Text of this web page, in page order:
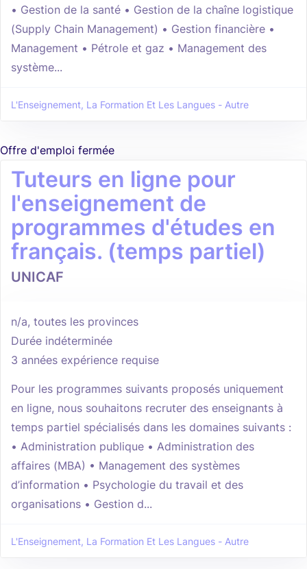
• Gestion de la santé • Gestion de la chaîne logistique
(Supply Chain Management) • Gestion financière •
Management • Pétrole et gaz • Management des
système...
L'Enseignement, La Formation Et Les Langues - Autre
Offre d'emploi fermée
Tuteurs en ligne pour
l'enseignement de
programmes d'études en
français. (temps partiel)
UNICAF
n/a, toutes les provinces
Durée indéterminée
3 années expérience requise
Pour les programmes suivants proposés uniquement
en ligne, nous souhaitons recruter des enseignants à
temps partiel spécialisés dans les domaines suivants :
• Administration publique • Administration des
affaires (MBA) • Management des systèmes
d’information • Psychologie du travail et des
organisations • Gestion d...
L'Enseignement, La Formation Et Les Langues - Autre